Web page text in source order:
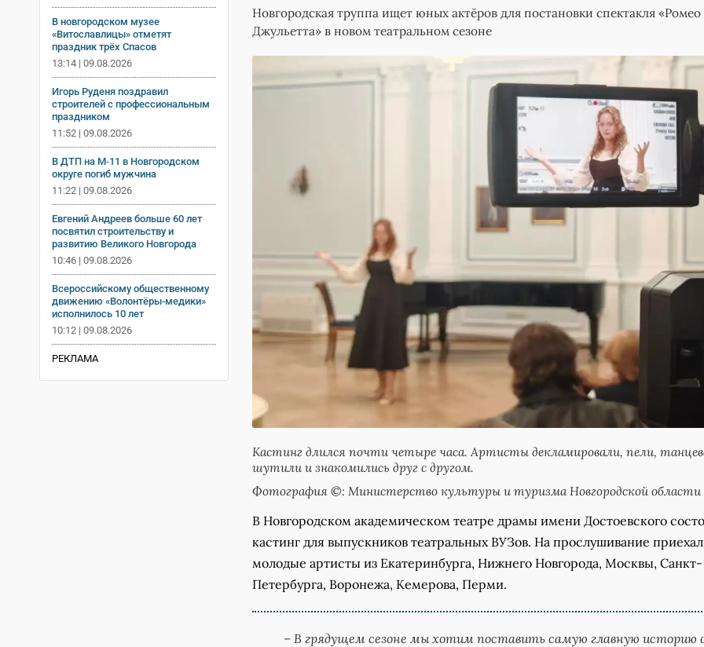
В новгородском музее
«Витославлицы» отметят
праздник трёх Спасов
13:14 | 09.08.2026
Игорь Руденя поздравил
строителей с профессиональным
праздником
11:52 | 09.08.2026
В ДТП на М‑11 в Новгородском
округе погиб мужчина
11:22 | 09.08.2026
Евгений Андреев больше 60 лет
посвятил строительству и
развитию Великого Новгорода
10:46 | 09.08.2026
Всероссийскому общественному
движению «Волонтёры-медики»
исполнилось 10 лет
10:12 | 09.08.2026
РЕКЛАМА
Новгородская труппа ищет юных актёров для постановки спектакля
Джульетта» в новом театральном сезоне
Кастинг длился почти четыре часа. Артисты декламировали, пели,
шутили и знакомились друг с другом.
Фотография ©: Министерство культуры и туризма Новгородской области
В Новгородском академическом театре драмы имени Достоевского
кастинг для выпускников театральных ВУЗов. На прослушивание
молодые артисты из Екатеринбурга, Нижнего Новгорода, Москвы, Санкт-
Петербурга, Воронежа, Кемерова, Перми.
– В грядущем сезоне мы хотим поставить самую главную историю